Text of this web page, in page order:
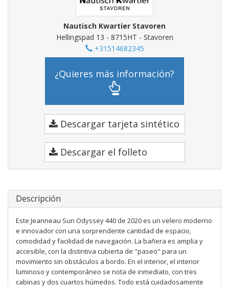
Nautisch Kwartier Stavoren
Hellingspad 13 - 8715HT - Stavoren
+31514682345
¿Quieres más información?
Descargar tarjeta sintético
Descargar el folleto
Descripción
Este Jeanneau Sun Odyssey 440 de 2020 es un velero moderno
e innovador con una sorprendente cantidad de espacio,
comodidad y facilidad de navegación. La bañera es amplia y
accesible, con la distintiva cubierta de "paseo" para un
movimiento sin obstáculos a bordo. En el interior, el interior
luminoso y contemporáneo se nota de inmediato, con tres
cabinas y dos cuartos húmedos. Todo está cuidadosamente